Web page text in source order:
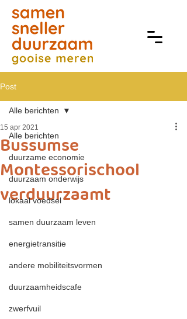
Post
Alle berichten
duurzame economie
duurzaam onderwijs
lokaal voedsel
samen duurzaam leven
energietransitie
andere mobiliteitsvormen
duurzaamheidscafe
zwerfvuil
Alle berichten
Bussumse
Montessorischool
verduurzaamt
15 apr 2021